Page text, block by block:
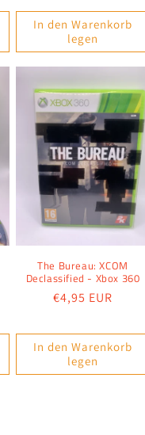
In den Warenkorb
legen
The Bureau: XCOM
Declassified - Xbox 360
Normaler
€4,95 EUR
In den Warenkorb
legen